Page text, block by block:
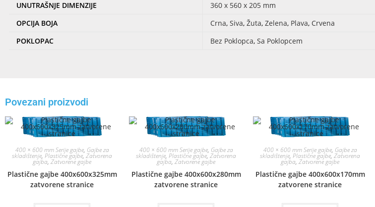
UNUTRAŠNJE DIMENZIJE
360 x 560 x 205 mm
OPCIJA BOJA
Crna, Siva, Žuta, Zelena, Plava, Crvena
POKLOPAC
Bez Poklopca, Sa Poklopcem
Povezani proizvodi
400 × 600 mm Serije gajbe, Gajbe za
skladištenje, Plastične gajbe,Zatvorena
gajba, Zatvorene gajbe
Plastične gajbe 400x600x325mm
zatvorene stranice
400 × 600 mm Serije gajbe, Gajbe za
skladištenje, Plastične gajbe,Zatvorena
gajba, Zatvorene gajbe
Plastične gajbe 400x600x280mm
zatvorene stranice
400 × 600 mm Serije gajbe, Gajbe za
skladištenje, Plastične gajbe,Zatvorena
gajba, Zatvorene gajbe
Plastične gajbe 400x600x170mm
zatvorene stranice